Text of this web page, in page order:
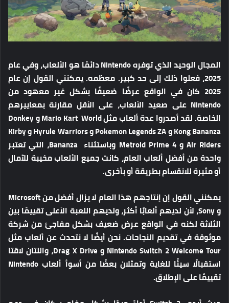
المجال الوحيد الذي توفره Nintendo دائمًا هو الألعاب، وفي عام
2025، فعلوا ذلك إلى حد كبير. معظمه. يمكنني القول إن عام
2025 كان في الواقع عرضًا ضعيفًا بشكل غير معهود من
Nintendo على صعيد الألعاب، على الأقل مقارنة بمعاييرهم
الخاصة. لقد أصدروا عدة ألعاب مثل Mario Kart World و Donkey
Kong Bananza و Pokemon Legends ZA و Hyrule Warriors و Kirby
Air Riders و Metroid Prime 4 وباستثناء Bananza، التي تعتبر
واحدة من أفضل ألعاب العام، كانت جميع الألعاب مخيبة للآمال
أو مثيرة للانقسام بطريقة أو بأخرى.
يمكنني القول إن إنتاجهم هذا العام لا يزال أفضل من Microsoft
و Sony، لأن لديهم ألعابًا أكثر، ولديهم اللعبة الأعلى تقييمًا بين
الثلاثة لكنه في الواقع عرض ضعيف بشكل مفاجئ من شركة
موثوقة في تقديم النجاحات. نحن أيضًا لا نتحدث عن ألعاب مثل
Nintendo Switch 2 Welcome Tour و Drag X Drive، واللتان لاقتا
استقبالًا سيئًا للغاية وتمثلان بعضًا من أسوأ ألعاب Nintendo
تقييمًا على الإطلاق.